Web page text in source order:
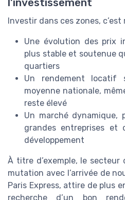
l’investissement
Investir dans ces zones, c’est
Une évolution des prix
plus stable et soutenue
quartiers
Un rendement locatif
moyenne nationale,
reste élevé
Un marché dynamique,
grandes entreprises et
développement
À titre d’exemple, le secteur
mutation avec l’arrivée de
Paris Express, attire de plus
recherche d’un bon